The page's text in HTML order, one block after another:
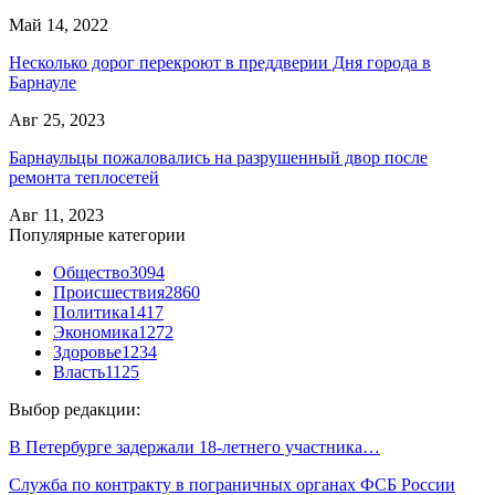
Май 14, 2022
Несколько дорог перекроют в преддверии Дня города в
Барнауле
Авг 25, 2023
Барнаульцы пожаловались на разрушенный двор после
ремонта теплосетей
Авг 11, 2023
Популярные категории
Общество3094
Происшествия2860
Политика1417
Экономика1272
Здоровье1234
Власть1125
Выбор редакции:
В Петербурге задержали 18-летнего участника…
Служба по контракту в пограничных органах ФСБ России